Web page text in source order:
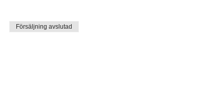
Försäljning avslutad